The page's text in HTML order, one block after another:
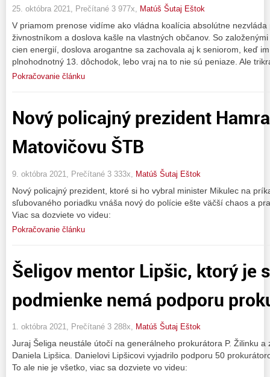
25. októbra 2021, Prečítané 3 977x, Matúš Šutaj Eštok
V priamom prenose vidíme ako vládna koalícia absolútne
živnostníkom a doslova kašle na vlastných občanov. So
cien energií, doslova arogantne sa zachovala aj k seniorom, keď
plnohodnotný 13. dôchodok, lebo vraj na to nie sú peniaze. Ale
Pokračovanie článku
Nový policajný prezident
Matovičovu ŠTB
9. októbra 2021, Prečítané 3 333x, Matúš Šutaj Eštok
Nový policajný prezident, ktoré si ho vybral minister Mikulec na
sľubovaného poriadku vnáša nový do polície ešte väčší chaos a
Viac sa dozviete vo videu:
Pokračovanie článku
Šeligov mentor Lipšic, ktorý je
podmienke nemá podporu
1. októbra 2021, Prečítané 3 288x, Matúš Šutaj Eštok
Juraj Šeliga neustále útočí na generálneho prokurátora P. Žilinku a
Daniela Lipšica. Danielovi Lipšicovi vyjadrilo podporu 50
To ale nie je všetko, viac sa dozviete vo videu: